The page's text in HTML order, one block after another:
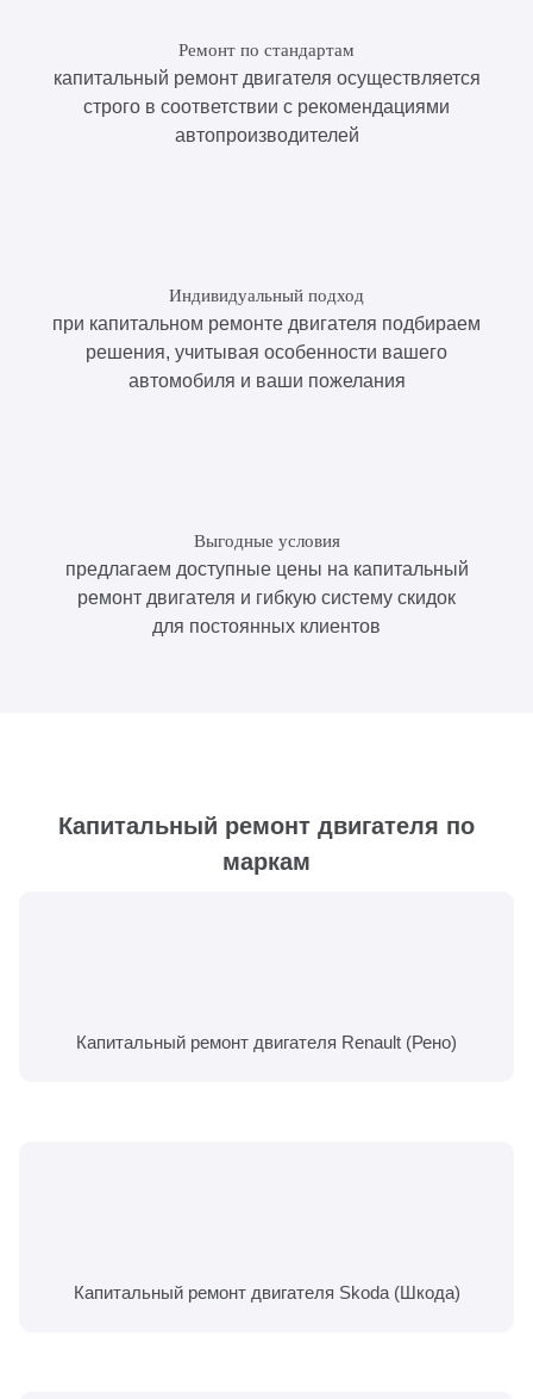
Ремонт по стандартам
капитальный ремонт двигателя осуществляется
строго в соответствии с рекомендациями
автопроизводителей
Индивидуальный подход
при капитальном ремонте двигателя подбираем
решения, учитывая особенности вашего
автомобиля и ваши пожелания
Выгодные условия
предлагаем доступные цены на капитальный
ремонт двигателя и гибкую систему скидок
для постоянных клиентов
Капитальный ремонт двигателя по
маркам
Капитальный ремонт двигателя Renault (Рено)
Капитальный ремонт двигателя Skoda (Шкода)